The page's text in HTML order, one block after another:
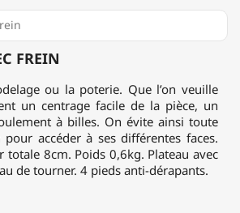
FREIN
ou la poterie. Que l’on veuille
un centrage facile de la pièce, un
à billes. On évite ainsi toute
accéder à ses différentes faces.
8cm. Poids 0,6kg. Plateau avec
de tourner. 4 pieds anti-dérapants.